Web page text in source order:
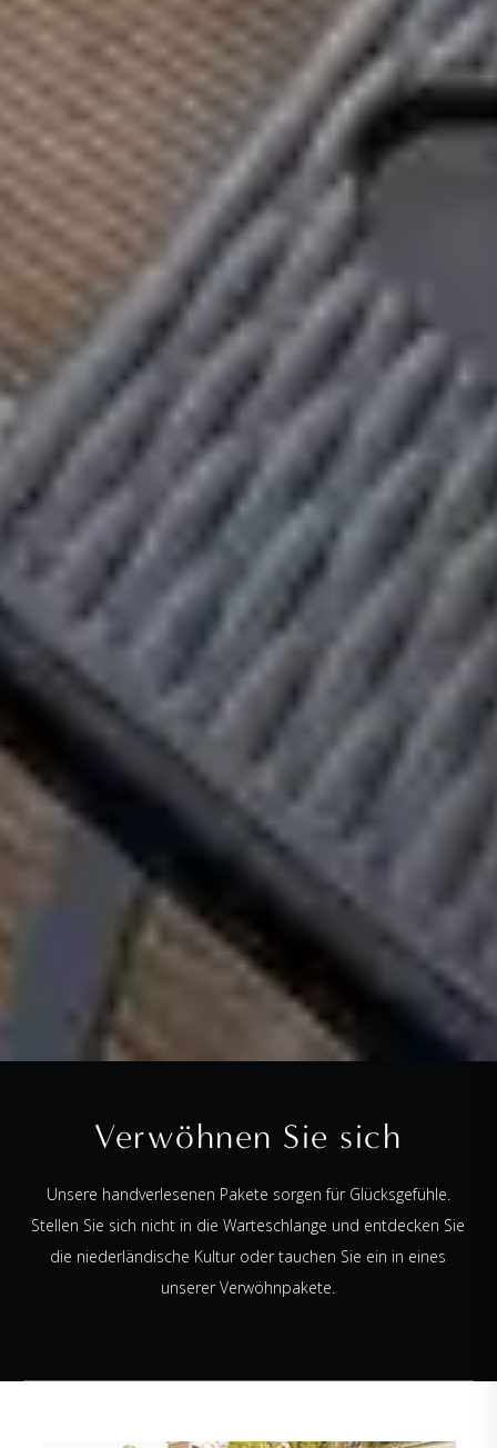
Verwöhnen Sie sich
Unsere handverlesenen Pakete sorgen für Glücksgefühle.
Stellen Sie sich nicht in die Warteschlange und entdecken Sie
die niederländische Kultur oder tauchen Sie ein in eines
unserer Verwöhnpakete.